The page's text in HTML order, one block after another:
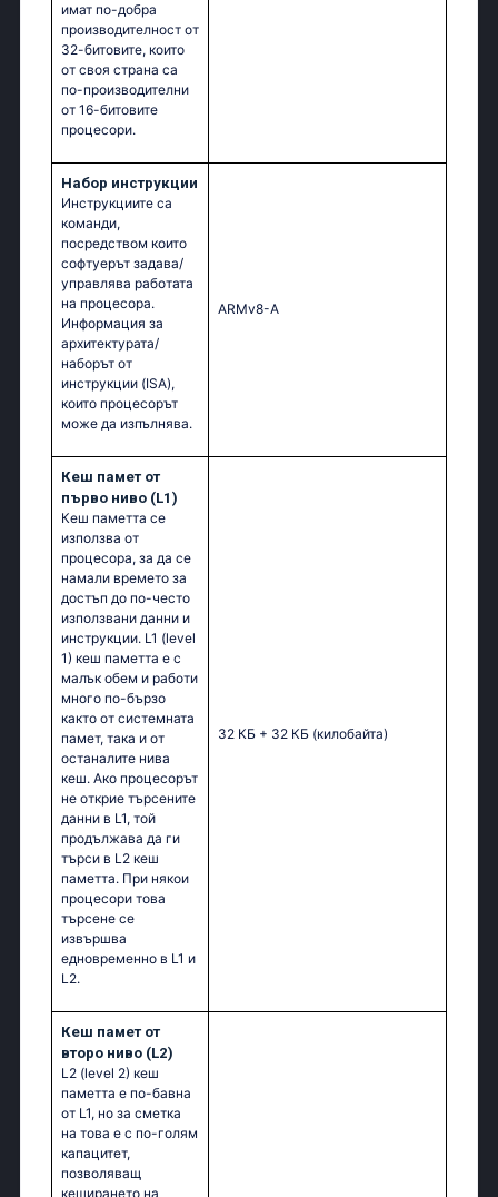
имат по-добра
производителност от
32-битовите, които
от своя страна са
по-производителни
от 16-битовите
процесори.
Набор инструкции
Инструкциите са
команди,
посредством които
софтуерът задава/
управлява работата
на процесора.
Информация за
архитектурата/
наборът от
инструкции (ISA),
които процесорът
може да изпълнява.
ARMv8-A
Кеш памет от
първо ниво (L1)
Кеш паметта се
използва от
процесора, за да се
намали времето за
достъп до по-често
използвани данни и
инструкции. L1 (level
1) кеш паметта e с
малък обем и работи
много по-бързо
както от системната
памет, така и от
останалите нива
кеш. Ако процесорът
не открие търсените
данни в L1, той
продължава да ги
търси в L2 кеш
паметта. При някои
процесори това
търсене се
извършва
едновременно в L1 и
L2.
32 КБ + 32 КБ (килобайта)
Кеш памет от
второ ниво (L2)
L2 (level 2) кеш
паметта е по-бавна
от L1, но за сметка
на това е с по-голям
капацитет,
позволяващ
кеширането на